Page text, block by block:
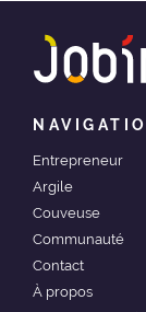
Entrepreneur
Argile
Couveuse
Communauté
Contact
À propos